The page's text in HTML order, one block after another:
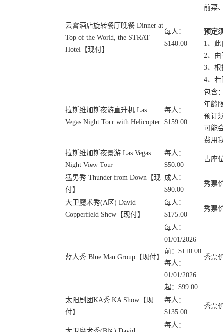
云霄酒店旋转餐厅晚餐 Dinner at
Top of the World, the STRAT
Hotel【现付】
每人：
$140.00
前菜
预定
1、
2、由
3、根
4、若
拉斯维加斯夜游直升机 Las
Vegas Night Tour with Helicopter
每人：
$159.00
包含
年龄
预订
可能
费用
拉斯维加斯夜景游 Las Vegas
Night View Tour
每人：
$50.00
占座
猛男秀 Thunder from Down【现
付】
成人：
$90.00
秀票
大卫魔术秀(A区) David
Copperfield Show【现付】
每人：
$175.00
秀票
蓝人秀 Blue Man Group【现付】
每人：
01/01/2026
前：$110.00
每人：
01/01/2026
起：$99.00
秀票
太阳剧团KA秀 KA Show【现
付】
每人：
$135.00
秀票
每人：